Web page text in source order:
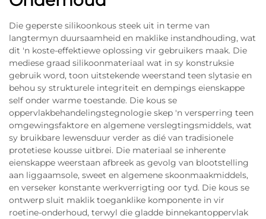
Die geperste silikoonkous steek uit in terme van
langtermyn duursaamheid en maklike instandhouding, wat
dit 'n koste-effektiewe oplossing vir gebruikers maak. Die
mediese graad silikoonmateriaal wat in sy konstruksie
gebruik word, toon uitstekende weerstand teen slytasie en
behou sy strukturele integriteit en dempings eienskappe
self onder warme toestande. Die kous se
oppervlakbehandelingstegnologie skep 'n versperring teen
omgewingsfaktore en algemene verslegtingsmiddels, wat
sy bruikbare lewensduur verder as dié van tradisionele
protetiese kousse uitbrei. Die materiaal se inherente
eienskappe weerstaan afbreek as gevolg van blootstelling
aan liggaamsole, sweet en algemene skoonmaakmiddels,
en verseker konstante werkverrigting oor tyd. Die kous se
ontwerp sluit maklik toeganklike komponente in vir
roetine-onderhoud, terwyl die gladde binnekantoppervlak